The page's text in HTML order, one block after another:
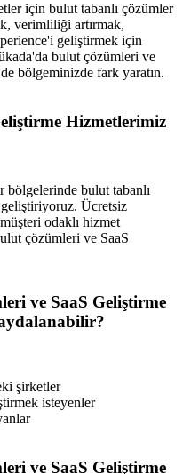
için bulut tabanlı çözümler
verimliliği artırmak,
geliştirmek için
bulut çözümleri ve
bölgeminizde fark yaratın.
Hizmetlerimiz
bulut tabanlı
Ücretsiz
odaklı hizmet
çözümleri ve SaaS
ve SaaS Geliştirme
şirketler
isteyenler
ve SaaS Geliştirme